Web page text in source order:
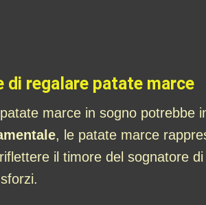
di regalare patate marce
marce in sogno potrebbe
, le patate marce
il timore del sognatore